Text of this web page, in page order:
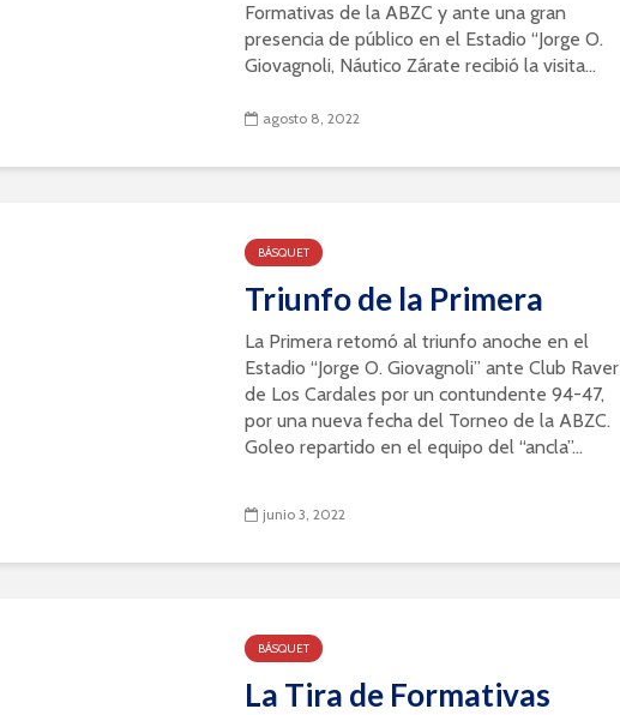
Formativas de la ABZC y ante una gran
presencia de público en el Estadio “Jorge O.
Giovagnoli, Náutico Zárate recibió la visita...
agosto 8, 2022
BÁSQUET
Triunfo de la Primera
La Primera retomó al triunfo anoche en el
Estadio “Jorge O. Giovagnoli” ante Club Raver
de Los Cardales por un contundente 94-47,
por una nueva fecha del Torneo de la ABZC.
Goleo repartido en el equipo del “ancla”...
junio 3, 2022
BÁSQUET
La Tira de Formativas